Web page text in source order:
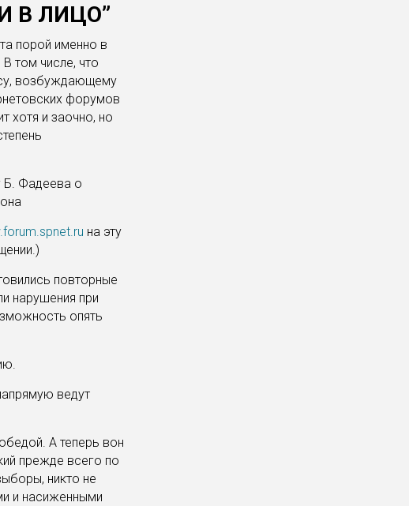
В ЛИЦО”
порой именно в
том числе, что
возбуждающему
форумов
хотя и заочно, но
Б. Фадеева о
на эту
повторные
нарушения при
опять
ведут
А теперь вон
прежде всего по
никто не
и насиженными